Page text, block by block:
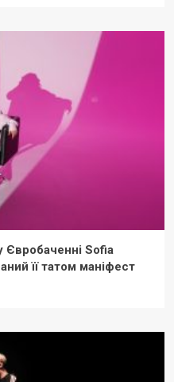
Євробаченні Sofia
її татом маніфест